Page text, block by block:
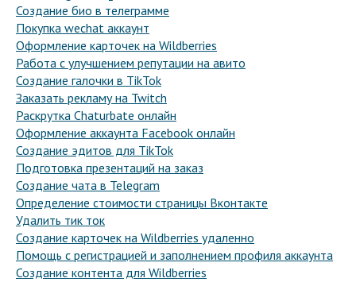
Создание био в телеграмме
Покупка wechat аккаунт
Оформление карточек на Wildberries
Работа с улучшением репутации на авито
Создание галочки в TikTok
Заказать рекламу на Twitch
Раскрутка Chaturbate онлайн
Оформление аккаунта Facebook онлайн
Создание эдитов для TikTok
Подготовка презентаций на заказ
Создание чата в Telegram
Определение стоимости страницы Вконтакте
Удалить тик ток
Создание карточек на Wildberries удаленно
Помощь с регистрацией и заполнением профиля аккаунта
Создание контента для Wildberries